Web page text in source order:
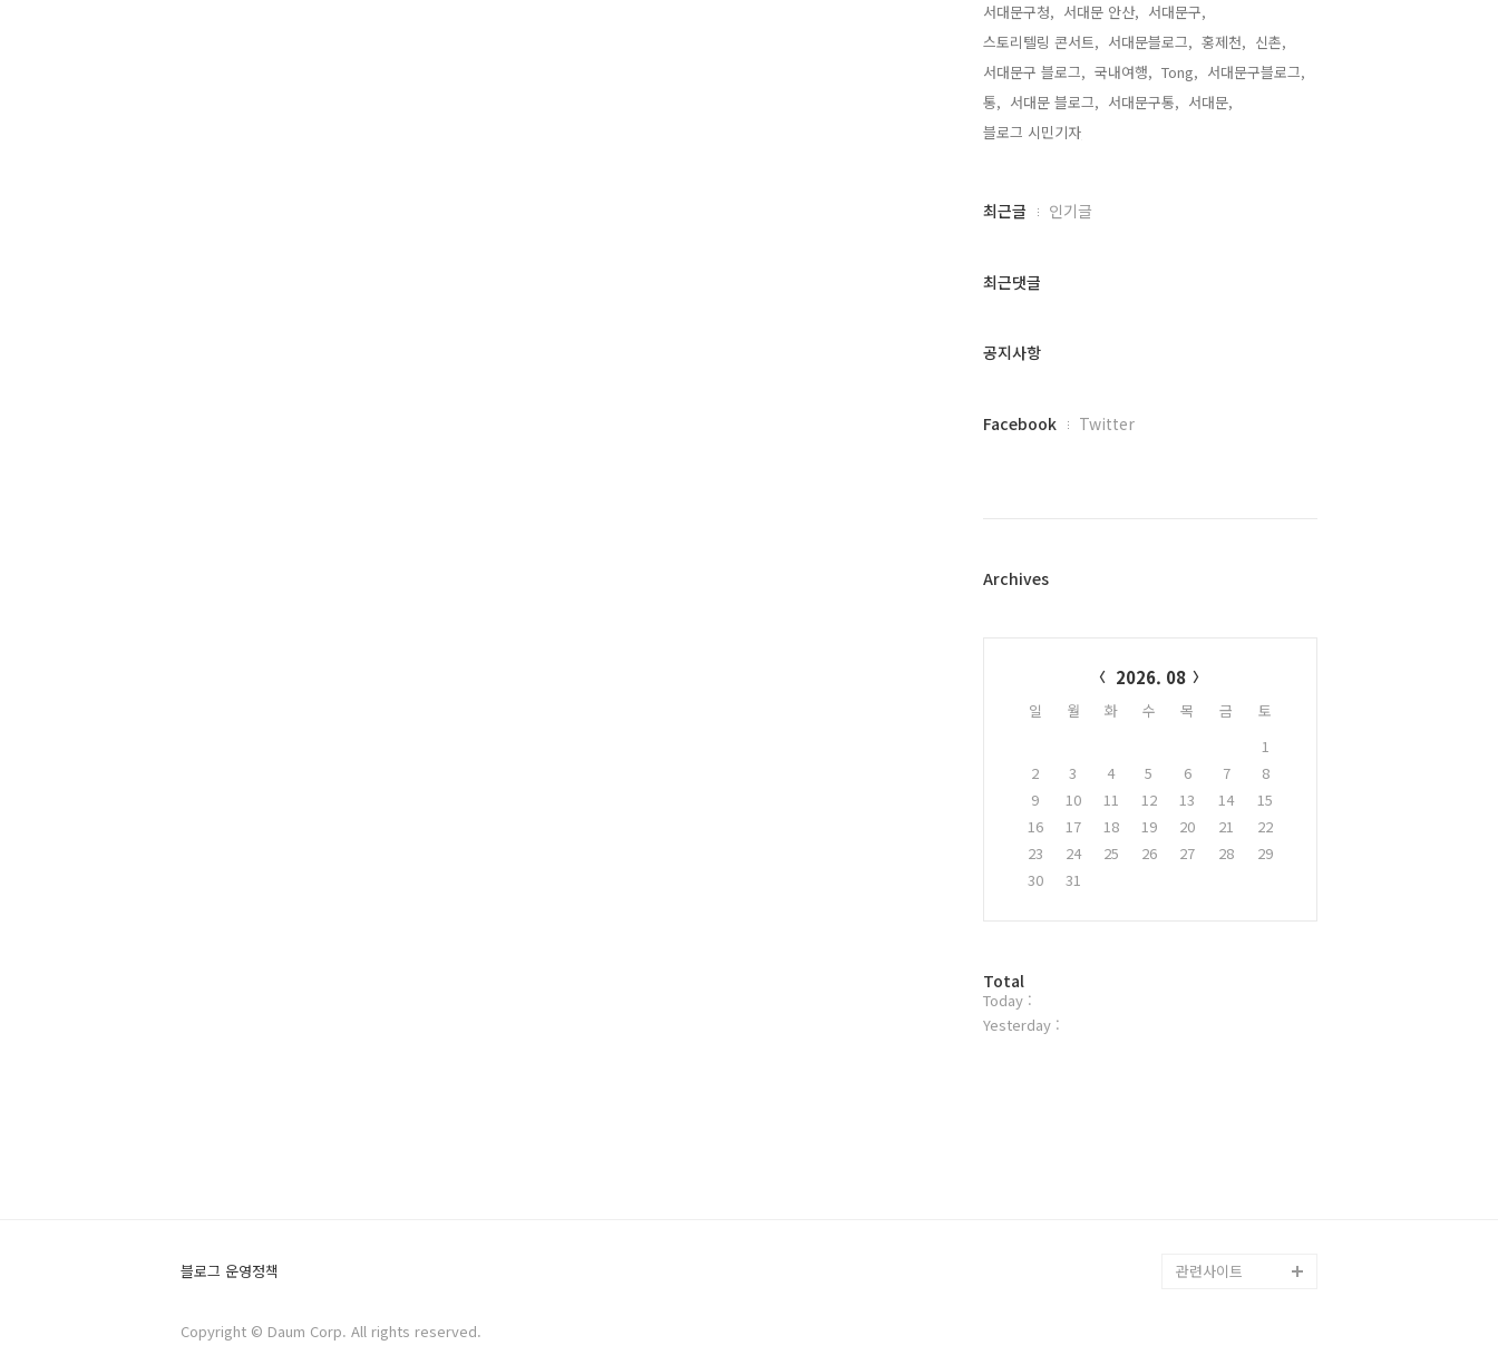
서대문구청, 서대문 안산, 서대문구,
스토리텔링 콘서트, 서대문블로그, 홍제천, 신촌,
서대문구 블로그, 국내여행, Tong, 서대문구블로그,
통, 서대문 블로그, 서대문구통, 서대문,
블로그 시민기자,
최
과
글
최근글 인기글
최근댓글
공지사항
페
플
Facebook Twitter
Archives
2026. 08
일 월 화 수 목 금
토
1
2
3 4 5 6 7
8
9
10 11 12 13 14
15
16
17 18 19 20 21
22
23
24 25 26 27 28
29
30
31
방
문
자
Total
Today :
Yesterday :
블로그 운영정책
Copyright © Daum Corp. All rights reserved.
관련사이트